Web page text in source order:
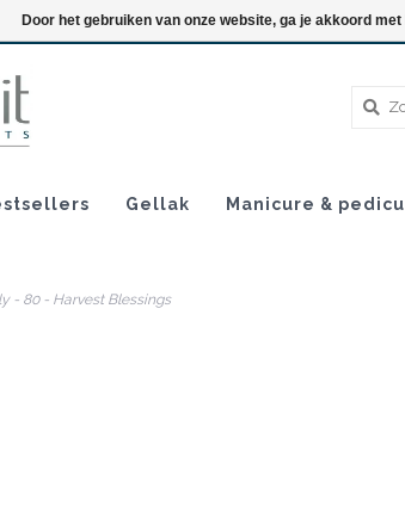
Gellak Manicure &
- 80 - Harvest Blessings
Door het gebruiken van onze website, ga je akkoord